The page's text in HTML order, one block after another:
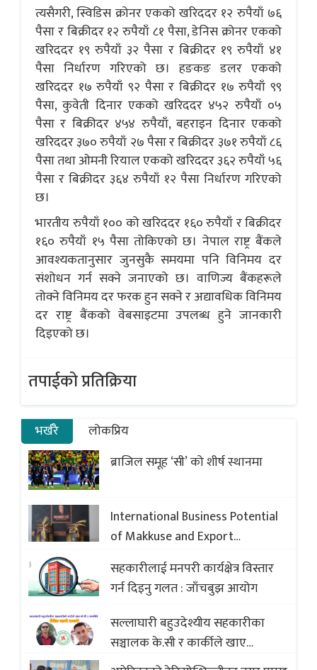
त्यसैगरी, स्विडिस क्रोनर एकको खरिददर १२ रुपैयाँ ७६
पैसा र बिक्रीदर १२ रुपैयाँ ८१ पैसा, डेनिस क्रोनर एकको
खरिददर १९ रुपैयाँ ३२ पैसा र बिक्रीदर १९ रुपैयाँ ४१
पैसा निर्धारण गरिएको छ। हङकङ डलर एकको
खरिददर १७ रुपैयाँ ९२ पैसा र बिक्रीदर १७ रुपैयाँ ९९
पैसा, कुवेती दिनार एकको खरिददर ४५२ रुपैयाँ ०५
पैसा र बिक्रीदर ४५४ रुपैयाँ, बहराइन दिनार एकको
खरिददर ३७० रुपैयाँ २७ पैसा र बिक्रीदर ३७१ रुपैयाँ ८६
पैसा तथा ओमनी रियाल एकको खरिददर ३६२ रुपैयाँ ५६
पैसा र बिक्रीदर ३६४ रुपैयाँ १२ पैसा निर्धारण गरिएको
छ।
भारतीय रुपैयाँ १०० को खरिददर १६० रुपैयाँ र बिक्रीदर
१६० रुपैयाँ १५ पैसा तोकिएको छ। नेपाल राष्ट्र बैंकले
आवश्यकतानुसार जुनसुकै समयमा पनि विनिमय दर
संशोधन गर्न सक्ने जनाएको छ। वाणिज्य बैंकहरूले
तोक्ने विनिमय दर फरक हुन सक्ने र अद्यावधिक विनिमय
दर राष्ट्र बैंकको वेबसाइटमा उपलब्ध हुने जानकारी
दिइएको छ।
तपाईको प्रतिक्रिया
भर्खरै
लोकप्रिय
ब्राजिल समूह ‘सी’ को शीर्ष स्थानमा
International Business Potential
of Makkuse and Export
Opportunities of Nepali Sweets
with Global Comparison to
Baklava
सहकारीलाई मनपरी कार्यक्षेत्र विस्तार
गर्न दिइनु गलत : जाँचबुझ आयोग
सल्लाघारी बहुउदेश्यीय सहकारीका
सञ्चालक के.सी र कार्कीले खाए
सदस्यको करोडौं बचत